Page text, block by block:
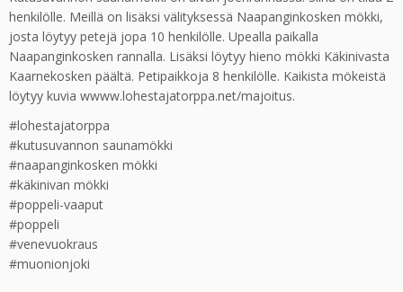
henkilölle. Meillä on lisäksi välityksessä Naapanginkosken mökki,
josta löytyy petejä jopa 10 henkilölle. Upealla paikalla
Naapanginkosken rannalla. Lisäksi löytyy hieno mökki Käkinivasta
Kaarnekosken päältä. Petipaikkoja 8 henkilölle. Kaikista mökeistä
löytyy kuvia wwww.lohestajatorppa.net/majoitus.
#lohestajatorppa
#kutusuvannon saunamökki
#naapanginkosken mökki
#käkinivan mökki
#poppeli-vaaput
#poppeli
#venevuokraus
#muonionjoki